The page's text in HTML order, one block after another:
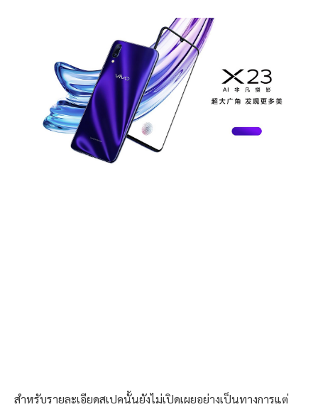
สำหรับรายละเอียดสเปคนั้นยังไม่เปิดเผยอย่างเป็นทางการแต่